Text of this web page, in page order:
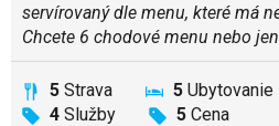
servírovaný dle menu, které má
Chcete 6 chodové menu nebo jen
5 Strava 5 Ubytovanie
4 Služby 5 Cena